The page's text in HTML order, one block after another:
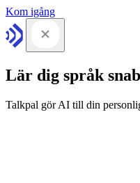
Kom igång
Lär dig språk
Talkpal gör AI till din